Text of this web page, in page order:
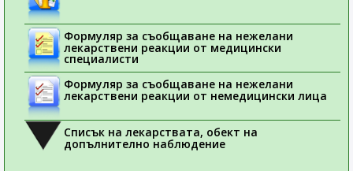
Формуляр за съобщаване на нежелани
лекарствени реакции от медицински
специалисти
Формуляр за съобщаване на нежелани
лекарствени реакции от немедицински лица
Списък на лекарствата, обект на
допълнително наблюдение